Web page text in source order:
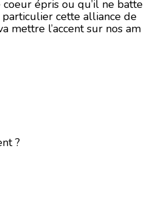
épris ou qu’il ne batte
cette alliance de
mettre l’accent sur nos am
?